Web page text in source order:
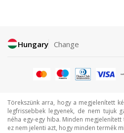
Hungary Change
Törekszünk arra, hogy a megjelenített
legfrissebbek legyenek, de nem tujuk
néha egy-egy hiba. Minden
ez nem jelenti azt, hogy minden termék